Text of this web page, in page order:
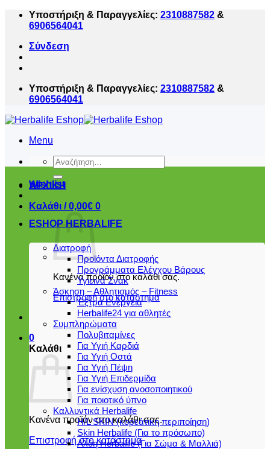
ΜετάβασηΥποστήριξη & Παραγγελίες: 2310887582 &
6906564041
Σύνδεση
Υποστήριξη & Παραγγελίες: 2310887582 &
6906564041
Menu
Αναζήτηση
για:
Wishlist
Καλάθι /0,00€ 0
Κανένα προϊόν στο καλάθι σας.
Επιστροφή στο κατάστημα
0
Καλάθι
Κανένα προϊόν στο καλάθι σας.
Επιστροφή στο κατάστημα
ΑΡΧΙΚΗ
ESHOP HERBALIFE
Διατροφή
Προϊόντα Διατροφής
Προγράμματα Ελέγχου Βάρους
Υγιεινά Σνακ
Άσκηση – Αθλητισμός – Fitness
Έξτρα Ενέργεια
Herbalife24 για αθλητές
Συμπληρώματα
Πολυβιταμίνες
Για Υγιή Καρδιά
Για Υγιή Οστά
Για Υγιή Πέψη
Για Υγιή Επιδερμίδα
Για ενίσχυση ανοσοποιητικού
Για ποιοτικό ύπνο
Καλλυντικά Herbalife
H/L SKIN (κορεάτικη περιποίηση)
Skin Herbalife (Για το πρόσωπο)
Αλόη Ηerbalife (Για Σώμα & Μαλλιά)